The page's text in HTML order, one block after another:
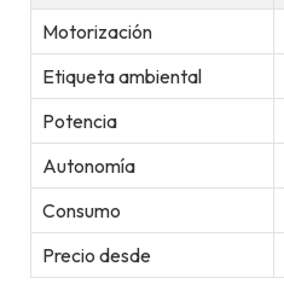
Motorización
Etiqueta ambiental
Potencia
Autonomía
Consumo
Precio desde